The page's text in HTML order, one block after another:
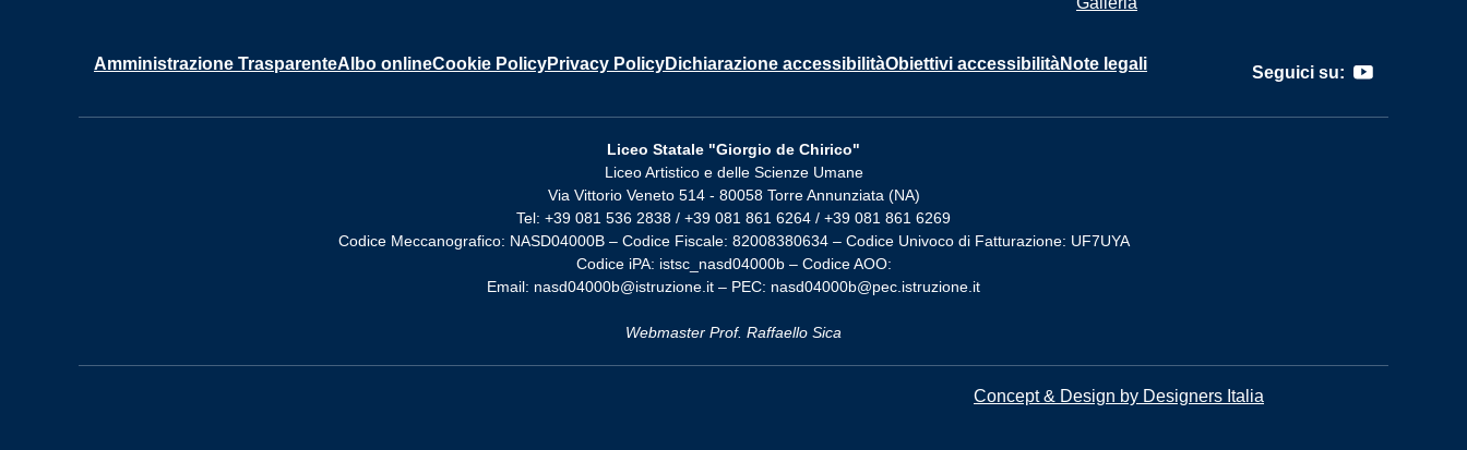
Amministrazione TrasparenteAlbo onlineCookie PolicyPrivacy PolicyDichiarazione accessibilitàObiettivi accessibilitàNote legali Seguici su:
Liceo Statale "Giorgio de Chirico"
Liceo Artistico e delle Scienze Umane
Via Vittorio Veneto 514 - 80058 Torre Annunziata (NA)
Tel: +39 081 536 2838 / +39 081 861 6264 / +39 081 861 6269
Codice Meccanografico: NASD04000B – Codice Fiscale: 82008380634 – Codice Univoco di Fatturazione: UF7UYA
Codice iPA: istsc_nasd04000b – Codice AOO:
Email: nasd04000b@istruzione.it – PEC: nasd04000b@pec.istruzione.it
Webmaster Prof. Raffaello Sica
Concept & Design by Designers Italia